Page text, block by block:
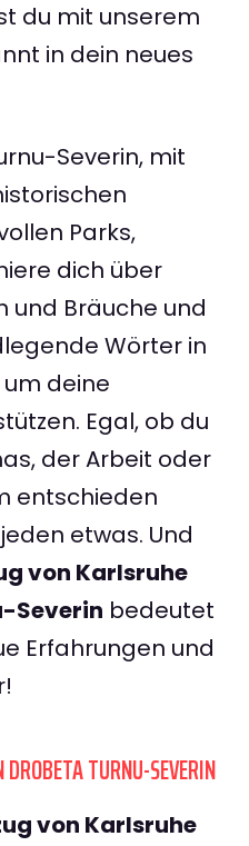
du mit unserem
in dein neues
Severin, mit
Parks,
dich über
und Bräuche und
Wörter in
deine
Egal, ob du
der Arbeit oder
entschieden
etwas. Und
von Karlsruhe
Severin bedeutet
Erfahrungen und
TURNU-SEVERIN
von Karlsruhe